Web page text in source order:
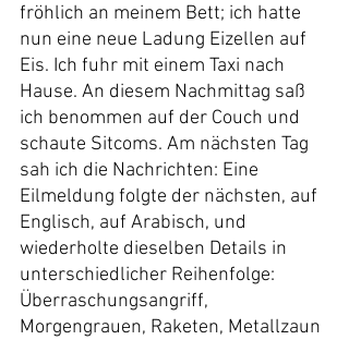
fröhlich an meinem Bett; ich hatte
nun eine neue Ladung Eizellen auf
Eis. Ich fuhr mit einem Taxi nach
Hause. An diesem Nachmittag saß
ich benommen auf der Couch und
schaute Sitcoms. Am nächsten Tag
sah ich die Nachrichten: Eine
Eilmeldung folgte der nächsten, auf
Englisch, auf Arabisch, und
wiederholte dieselben Details in
unterschiedlicher Reihenfolge:
Überraschungsangriff,
Morgengrauen, Raketen, Metallzaun